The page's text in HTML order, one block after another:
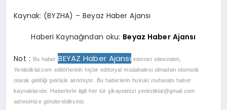
Kaynak: (BYZHA) – Beyaz Haber Ajansı
Haberi Kaynağından oku: Beyaz Haber Ajansı
Not : Bu haber BEYAZ Haber Ajansı internet sitesinden,
Yeniistiklal.com editörlerinin hiçbir editoryal müdahalesi olmadan otomatik
olarak geldiği şekliyle alınmıştır. Bu haberlerin hukuki muhatabı haber
kaynaklarıdır. Haberlerle ilgili her tür şikayetinizi yeniistiklal@gmail.com
adresimize gönderebilirsiniz.